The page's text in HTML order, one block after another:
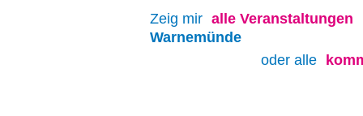
Zeig mir alle Veranstaltungen
Warnemünde
oder alle